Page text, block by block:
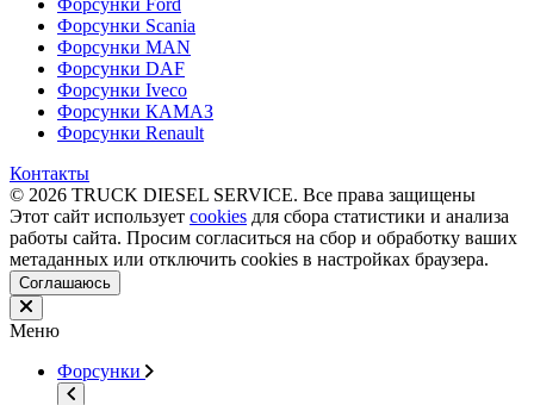
Форсунки Scania
Форсунки MAN
Форсунки DAF
Форсунки Iveco
Форсунки КАМАЗ
Форсунки Renault
Контакты
© 2026 TRUCK DIESEL SERVICE. Все права защищены
Этот сайт использует cookies для сбора статистики и анализа
работы сайта. Просим согласиться на сбор и обработку ваших
метаданных или отключить cookies в настройках браузера.
Соглашаюсь
Меню
Форсунки